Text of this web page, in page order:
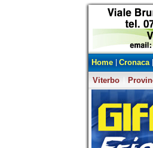
Home Cronaca
Viterbo